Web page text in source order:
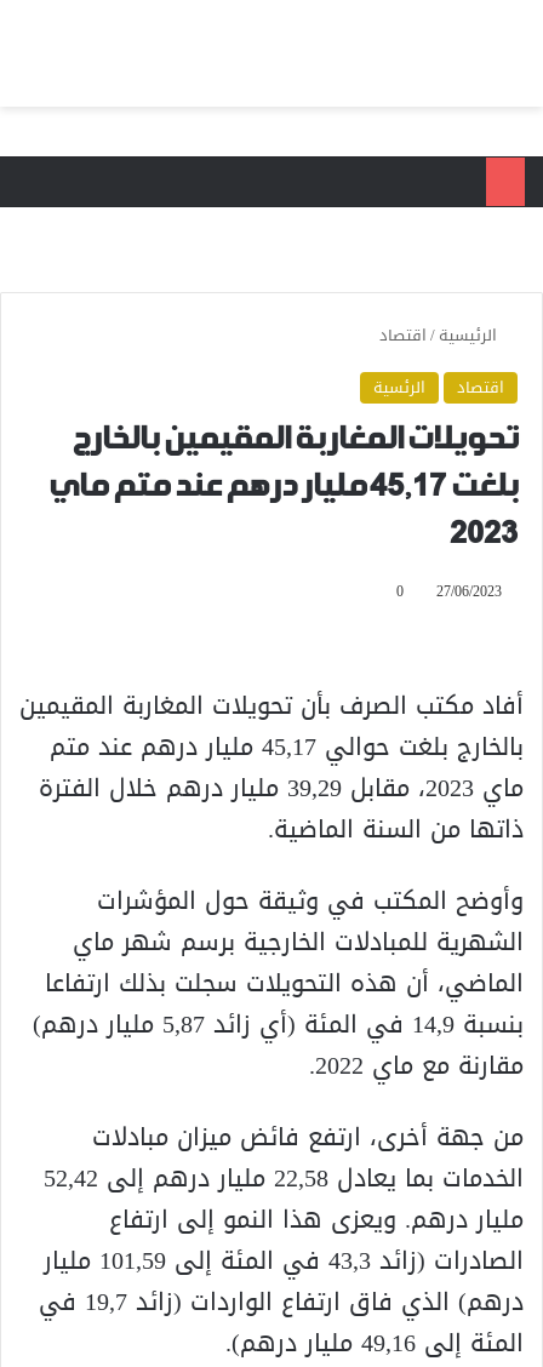
الرئيسية/اقتصاد
اقتصاد
الرئسية
تحويلات المغاربة المقيمين بالخارج
بلغت 45,17 مليار درهم عند متم ماي
2023
27/06/2023
0
أفاد مكتب الصرف بأن تحويلات المغاربة المقيمين
بالخارج بلغت حوالي 45,17 مليار درهم عند متم
ماي 2023، مقابل 39,29 مليار درهم خلال الفترة
ذاتها من السنة الماضية.
وأوضح المكتب في وثيقة حول المؤشرات
الشهرية للمبادلات الخارجية برسم شهر ماي
الماضي، أن هذه التحويلات سجلت بذلك ارتفاعا
بنسبة 14,9 في المئة (أي زائد 5,87 مليار درهم)
مقارنة مع ماي 2022.
من جهة أخرى، ارتفع فائض ميزان مبادلات
الخدمات بما يعادل 22,58 مليار درهم إلى 52,42
مليار درهم. ويعزى هذا النمو إلى ارتفاع
الصادرات (زائد 43,3 في المئة إلى 101,59 مليار
درهم) الذي فاق ارتفاع الواردات (زائد 19,7 في
المئة إلى 49,16 مليار درهم).